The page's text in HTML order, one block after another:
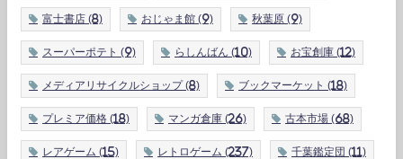
富士書店 (8) おじゃま館 (9) 秋葉原 (9)
スーパーポテト (9) らしんばん (10) お宝創庫 (12)
メディアリサイクルショップ (8) ブックマーケット (18)
プレミア価格 (18) マンガ倉庫 (26) 古本市場 (68)
レアゲーム (15) レトロゲーム (237) 千葉鑑定団 (11)